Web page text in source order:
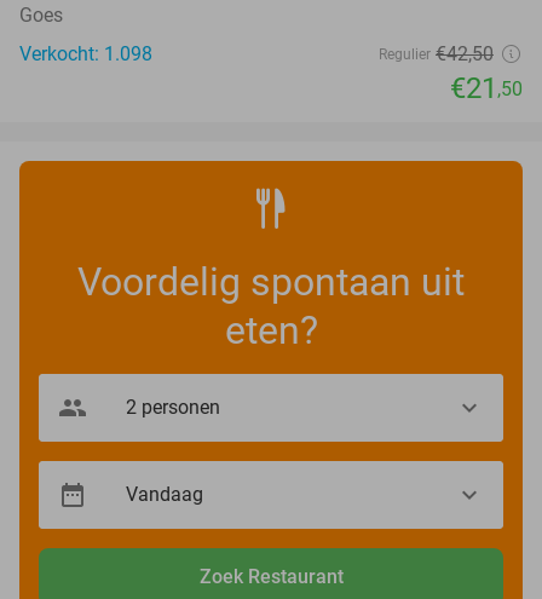
Goes
Verkocht: 1.098
Regulier €42,50
€21 ,50
Voordelig spontaan uit
eten?
Zoek Restaurant